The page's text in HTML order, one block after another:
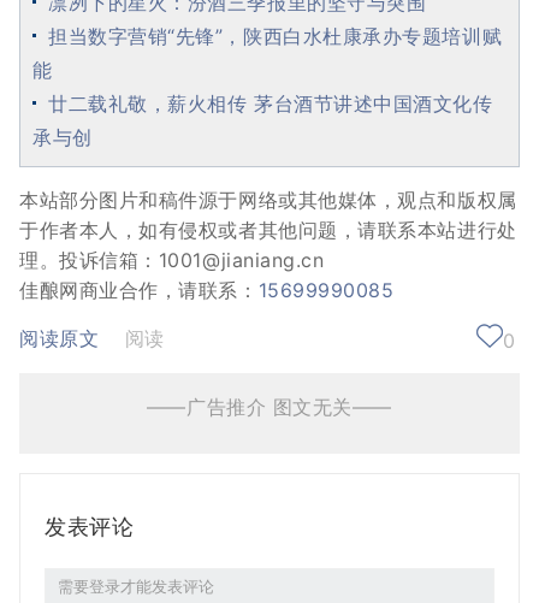
担当数字营销“先锋”，陕西白水杜康承办专题培训赋
能
廿二载礼敬，薪火相传 茅台酒节讲述中国酒文化传
承与创
本站部分图片和稿件源于网络或其他媒体，观点和版权属
于作者本人，如有侵权或者其他问题，请联系本站进行处
理。投诉信箱：1001@jianiang.cn
佳酿网商业合作，请联系： 15699990085
阅读原文
阅读 0
——广告推介 图文无关——
发表评论